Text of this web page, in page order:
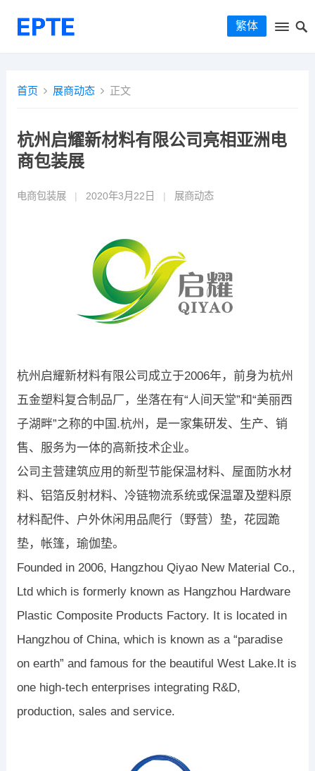
繁体
首页 展商动态 正文
杭州启耀新材料有限公司亮相亚洲电
商包装展
电商包装展 | 2020年3月22日 | 展商动态
杭州启耀新材料有限公司成立于2006年，前身为杭州
五金塑料复合制品厂，坐落在有“人间天堂”和“美丽西
子湖畔”之称的中国.杭州，是一家集研发、生产、销
售、服务为一体的高新技术企业。
公司主营建筑应用的新型节能保温材料、屋面防水材
料、铝箔反射材料、冷链物流系统或保温罩及塑料原
材料配件、户外休闲用品爬行（野营）垫，花园跪
垫，帐篷，瑜伽垫。
Founded in 2006, Hangzhou Qiyao New Material Co.,
Ltd which is formerly known as Hangzhou Hardware
Plastic Composite Products Factory. It is located in
Hangzhou of China, which is known as a “paradise
on earth” and famous for the beautiful West Lake.It is
one high-tech enterprises integrating R&D,
production, sales and service.